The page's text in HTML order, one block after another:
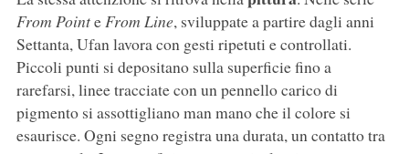
From Pointe From Line, sviluppate a partire dagli anni
Settanta, Ufan lavora con gesti ripetuti e controllati.
Piccoli punti si depositano sulla superficie fino a
rarefarsi, linee tracciate con un pennello carico di
pigmento si assottigliano man mano che il colore si
esaurisce. Ogni segno registra una durata, un contatto tra